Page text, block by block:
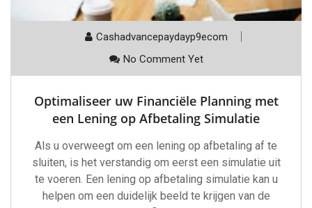
Cashadvancepaydayp9ecom
No Comment Yet
Optimaliseer uw Financiële Planning met
een Lening op Afbetaling Simulatie
Als u overweegt om een lening op afbetaling af te
sluiten, is het verstandig om eerst een simulatie uit
te voeren. Een lening op afbetaling simulatie kan u
helpen om een duidelijk beeld te krijgen van de